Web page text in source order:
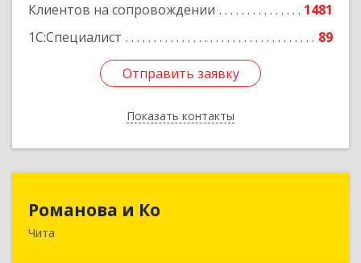
Клиентов на сопровождении
1481
1С:Специалист
89
Отправить заявку
Показать контакты
Отправить заявку
Назад
Романова и Ко
Чита672000, Забайкальский край, Чита г, Анохина